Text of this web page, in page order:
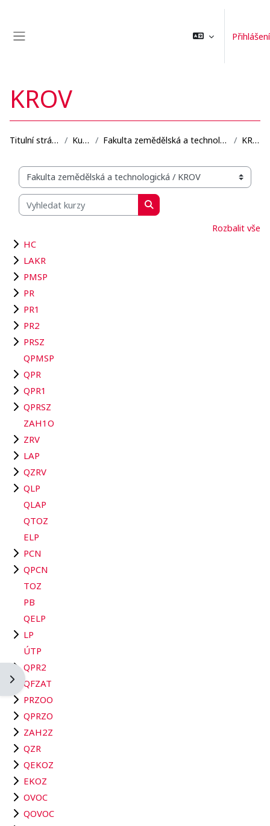
Přihlášení
Otevřít panel bloku
KROV
Titulní stránka Kurzy Fakulta zemědělská a technologická KROV
Organizační struktura kurzů
Vyhledat kurzy
Vyhledat kurzy
Rozbalit vše
HC
LAKR
PMSP
PR
PR1
PR2
PRSZ
QPMSP
QPR
QPR1
QPRSZ
ZAH1O
ZRV
LAP
QZRV
QLP
QLAP
QTOZ
ELP
PCN
QPCN
TOZ
PB
QELP
LP
ÚTP
QPR2
QFZAT
PRZOO
QPRZO
ZAH2Z
QZR
QEKOZ
EKOZ
OVOC
QOVOC